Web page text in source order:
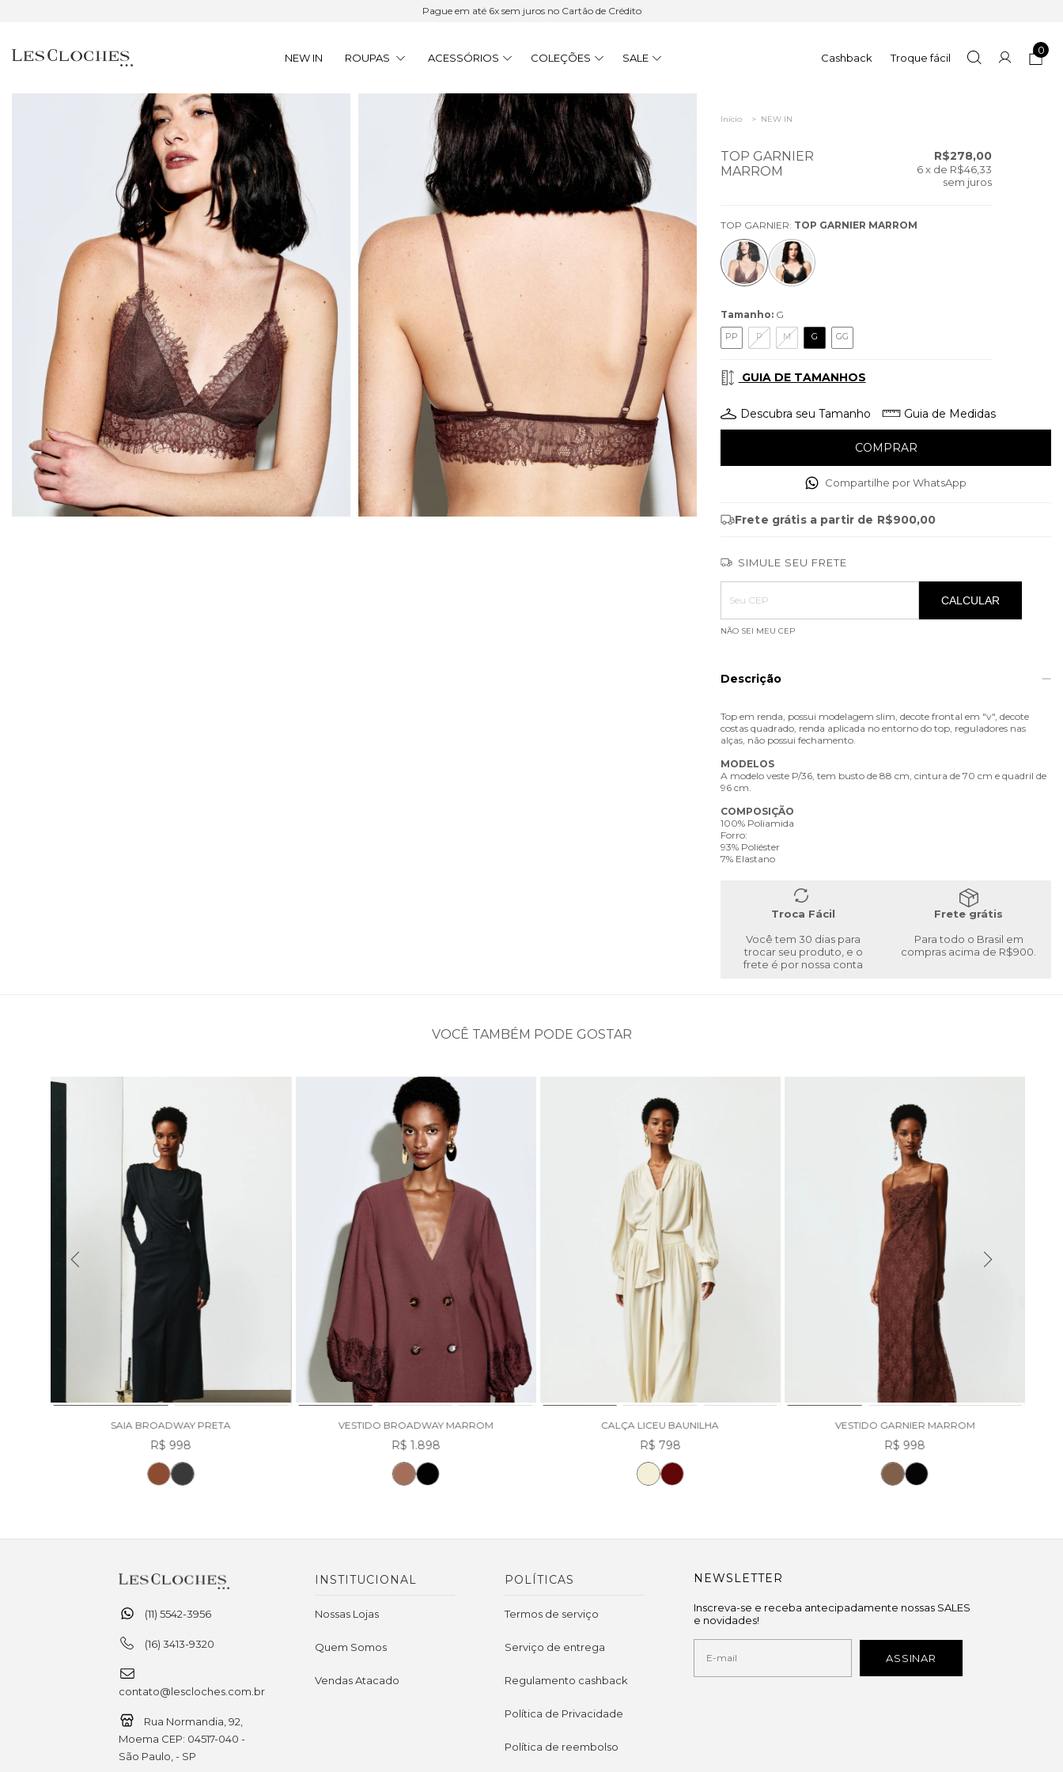
Pague em até 6x sem juros no Cartão de Crédito
NEW IN ROUPAS ACESSÓRIOS COLEÇÕES SALE Cashback Troque fácil
0
Início > NEW IN
TOP GARNIER
MARROM
R$278,00
6 x de R$46,33
sem juros
TOP GARNIER: TOP GARNIER MARROM
Tamanho: G
PP P M G GG
GUIA DE TAMANHOS
Descubra seu Tamanho Guia de Medidas
Compartilhe por WhatsApp
Frete grátis a partir de R$900,00
SIMULE SEU FRETE
Entregas para o CEP:
ALTERAR CEP
CALCULAR
NÃO SEI MEU CEP
Descrição
Top em renda, possui modelagem slim, decote frontal em "v", decote
costas quadrado, renda aplicada no entorno do top, reguladores nas
alças, não possui fechamento.
MODELOS
A modelo veste P/36, tem busto de 88 cm, cintura de 70 cm e quadril de
96 cm.
COMPOSIÇÃO
100% Poliamida
Forro:
93% Poliéster
7% Elastano
Troca Fácil
Você tem 30 dias para
trocar seu produto, e o
frete é por nossa conta
Frete grátis
Para todo o Brasil em
compras acima de R$900.
VOCÊ TAMBÉM PODE GOSTAR
SAIA BROADWAY PRETA
R$ 998
VESTIDO BROADWAY MARROM
R$ 1.898
CALÇA LICEU BAUNILHA
R$ 798
VESTIDO GARNIER MARROM
R$ 998
(11) 5542-3956
(16) 3413-9320
contato@lescloches.com.br
Rua Normandia, 92,
Moema CEP: 04517-040 -
São Paulo, - SP
INSTITUCIONAL
Nossas Lojas
Quem Somos
Vendas Atacado
POLÍTICAS
Termos de serviço
Serviço de entrega
Regulamento cashback
Política de Privacidade
Política de reembolso
NEWSLETTER
Inscreva-se e receba antecipadamente nossas SALES
e novidades!